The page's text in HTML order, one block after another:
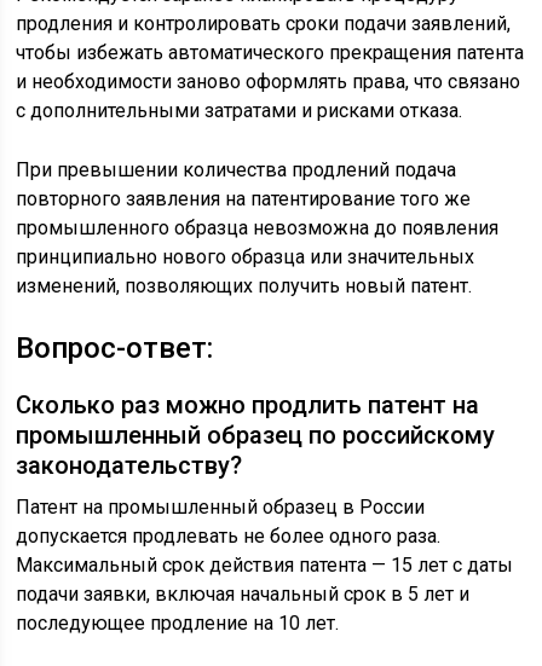
продления и контролировать сроки подачи заявлений,
чтобы избежать автоматического прекращения патента
и необходимости заново оформлять права, что связано
с дополнительными затратами и рисками отказа.
При превышении количества продлений подача
повторного заявления на патентирование того же
промышленного образца невозможна до появления
принципиально нового образца или значительных
изменений, позволяющих получить новый патент.
Вопрос-ответ:
Сколько раз можно продлить патент на
промышленный образец по российскому
законодательству?
Патент на промышленный образец в России
допускается продлевать не более одного раза.
Максимальный срок действия патента — 15 лет с даты
подачи заявки, включая начальный срок в 5 лет и
последующее продление на 10 лет.